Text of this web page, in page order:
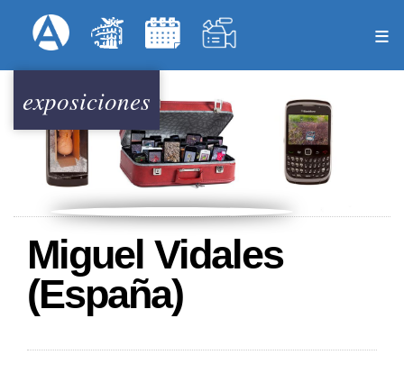
al
Menú Superior
exposiciones
Miguel Vidales
(España)